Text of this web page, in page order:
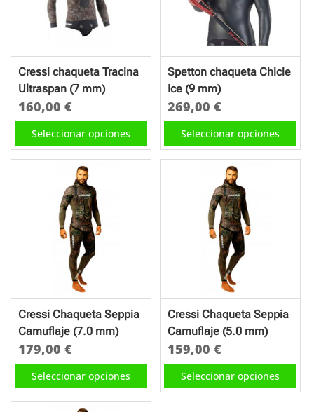
se
pueden
página
de
producto
pueden
elegir
la
producto
Cressi chaqueta Tracina
Ultraspan (7 mm)
160,00 €
Seleccionar opciones
Este
producto
tiene
múltiples
variantes.
Las
opciones
se
pueden
elegir
la
página
de
producto
Spetton chaqueta Chicle
Ice (9 mm)
269,00€
Seleccionar opciones
Este
producto
tiene
múltiples
variantes.
Las
opciones
se
pueden
elegir
la
página
de
producto
Cressi Chaqueta Seppia
Camuflaje (7.0 mm)
179,00 €
Seleccionar opciones
Este
producto
tiene
Cressi Chaqueta Seppia
Camuflaje (5.0 mm)
159,00€
Seleccionar opciones
Este
producto